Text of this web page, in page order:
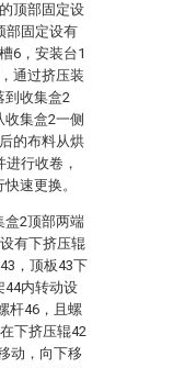
顶部固定设
部固定设有
6，安装台1
通过挤压装
到收集盒2
集盒2一侧
的布料从烘
行收卷，
速更换。
盒2顶部两端
有下挤压辊
，顶板43下
44内转动设
杆46，且螺
下挤压辊42
动，向下移